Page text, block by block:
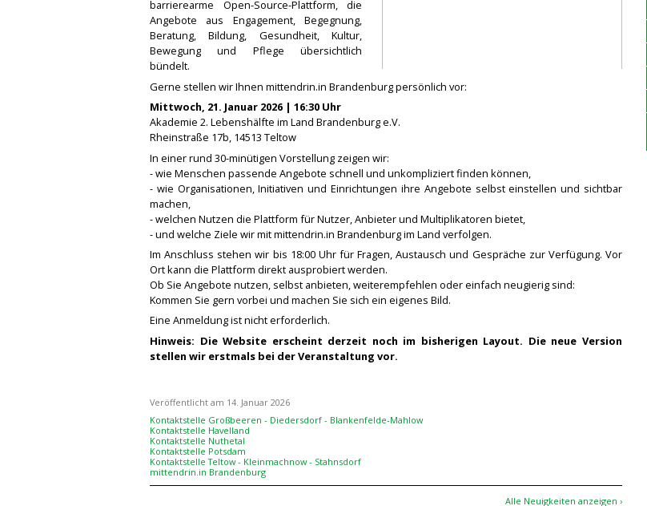
barrierearme Open-Source-Plattform, die
Angebote aus Engagement, Begegnung,
Beratung, Bildung, Gesundheit, Kultur,
Bewegung und Pflege übersichtlich
bündelt.
Gerne stellen wir Ihnen mittendrin.in Brandenburg persönlich vor:
Mittwoch, 21. Januar 2026 | 16:30 Uhr
Akademie 2. Lebenshälfte im Land Brandenburg e.V.
Rheinstraße 17b, 14513 Teltow
In einer rund 30-minütigen Vorstellung zeigen wir:
- wie Menschen passende Angebote schnell und unkompliziert finden können,
- wie Organisationen, Initiativen und Einrichtungen ihre Angebote selbst einstellen und sichtbar
machen,
- welchen Nutzen die Plattform für Nutzer, Anbieter und Multiplikatoren bietet,
- und welche Ziele wir mit mittendrin.in Brandenburg im Land verfolgen.
Im Anschluss stehen wir bis 18:00 Uhr für Fragen, Austausch und Gespräche zur Verfügung. Vor
Ort kann die Plattform direkt ausprobiert werden.
Ob Sie Angebote nutzen, selbst anbieten, weiterempfehlen oder einfach neugierig sind:
Kommen Sie gern vorbei und machen Sie sich ein eigenes Bild.
Eine Anmeldung ist nicht erforderlich.
Hinweis: Die Website erscheint derzeit noch im bisherigen Layout. Die neue Version
stellen wir erstmals bei der Veranstaltung vor.
Veröffentlicht am 14. Januar 2026
Kontaktstelle Großbeeren - Diedersdorf - Blankenfelde-Mahlow
Kontaktstelle Havelland
Kontaktstelle Nuthetal
Kontaktstelle Potsdam
Kontaktstelle Teltow - Kleinmachnow - Stahnsdorf
mittendrin.in Brandenburg
Alle Neuigkeiten anzeigen ›